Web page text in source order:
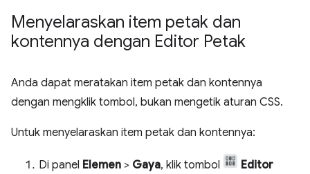
Menyelaraskan item petak dan
kontennya dengan Editor Petak
Anda dapat meratakan item petak dan kontennya
dengan mengklik tombol, bukan mengetik aturan CSS.
Untuk menyelaraskan item petak dan kontennya:
Di panel Elemen > Gaya, klik tombol
Editor